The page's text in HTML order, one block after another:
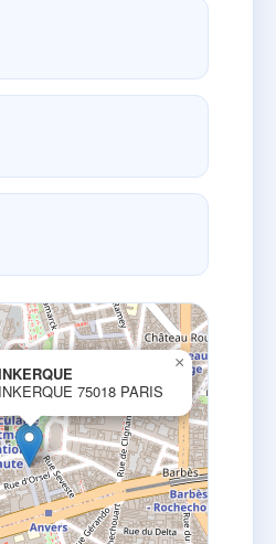
75018 PARIS
×